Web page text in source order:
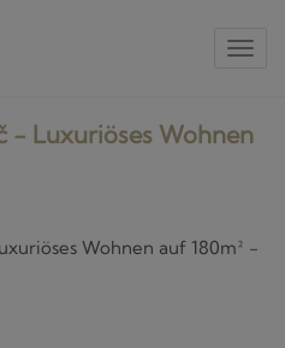
- Luxuriöses Wohnen